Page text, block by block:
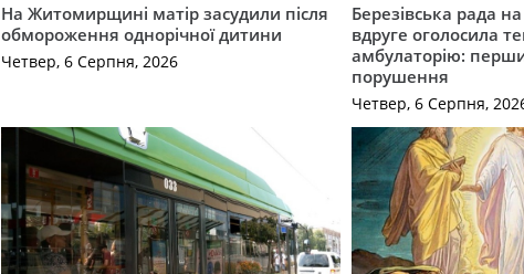
На Житомирщині матір засудили після
обмороження однорічної дитини
Четвер, 6 Серпня, 2026
Березівська рада
вдруге оголосила
амбулаторію:
порушення
Четвер, 6 Серпня,